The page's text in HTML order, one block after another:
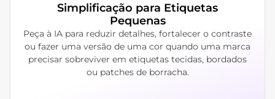
Simplificação para Etiquetas
Pequenas
Peça à IA para reduzir detalhes, fortalecer o contraste
ou fazer uma versão de uma cor quando uma marca
precisar sobreviver em etiquetas tecidas, bordados
ou patches de borracha.